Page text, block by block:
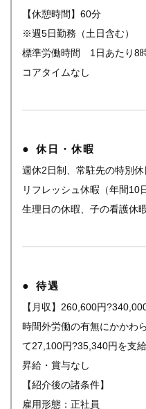
【休憩時間】60分
※週5日勤務（土日含む）
標準労働時間 1日あたり8
コアタイムなし
休日・休暇
週休2日制、常駐先の特別休
リフレッシュ休暇（年間10
生理日の休暇、子の看護休
待遇
【月収】260,600円
時間外労働の有無にかかわ
て27,100円?35,340円を支給
昇給・賞与なし
【紹介後の諸条件】
雇用形態：正社員